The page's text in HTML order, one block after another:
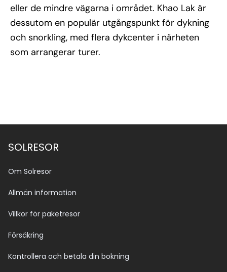
eller de mindre vägarna i området. Khao Lak är
dessutom en populär utgångspunkt för dykning
och snorkling, med flera dykcenter i närheten
som arrangerar turer.
SOLRESOR
Om Solresor
Allmän information
Villkor för paketresor
Försäkring
Kontrollera och betala din bokning